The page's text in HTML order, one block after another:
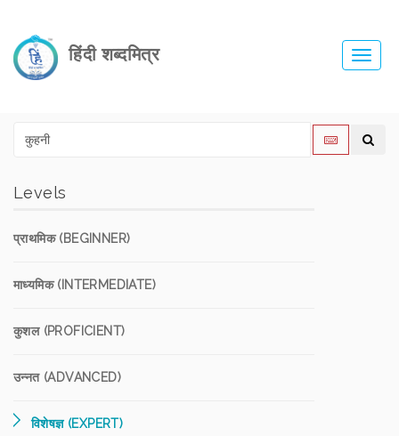
हिंदी शब्दमित्र
Levels
प्राथमिक (BEGINNER)
माध्यमिक (INTERMEDIATE)
कुशल (PROFICIENT)
उन्नत (ADVANCED)
विशेषज्ञ (EXPERT)